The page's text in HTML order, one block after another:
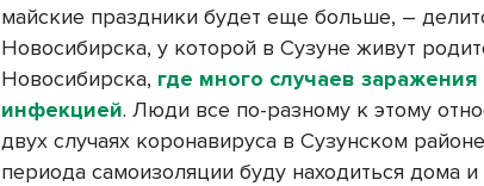
майские праздники будет еще больше, –
Новосибирска, у которой в Сузуне живут
Новосибирска, где много случаев
инфекцией. Люди все по-разному к этому
двух случаях коронавируса в Сузунском
периода самоизоляции буду находиться дома